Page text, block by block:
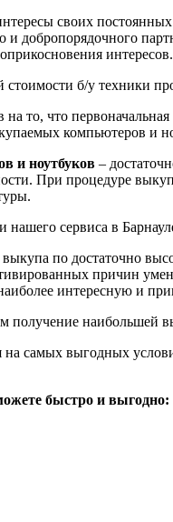
своих
и добропорядочного
интересов.
стоимости б/у техники
то, что первоначальная
компьютеров и
и ноутбуков –
При процедуре
нашего сервиса в
по достаточно
причин
интересную и
получение наибольшей
на самых выгодных
быстро и выгодно: